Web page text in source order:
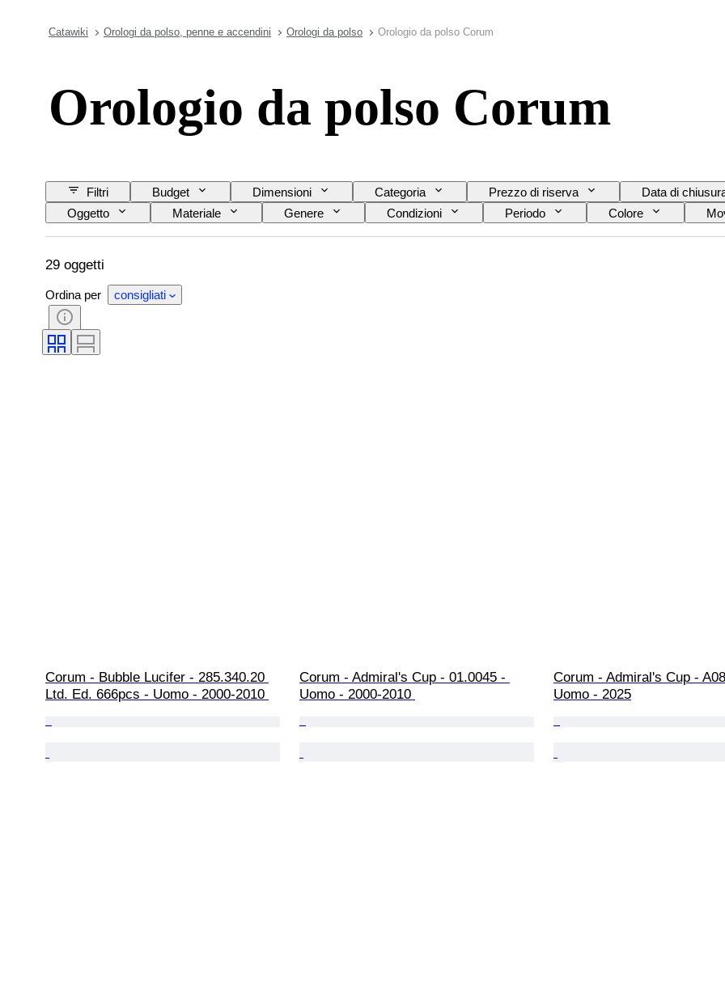
Catawiki Orologi da polso, penne e accendini Orologi da polso Orologio da polso Corum
Orologio da polso Corum
Filtri Budget Dimensioni Categoria Prezzo di riserva
Data di
Oggetto
Materiale Genere Condizioni Periodo Colore
Materiale del cinturino dell’orologio
Lunghezza del cinturino dell’orologio Diametro della cassa
29 oggetti
Ordina per consigliati
Corum - Bubble Lucifer - 285.340.20
Ltd. Ed. 666pcs - Uomo - 2000-2010
Corum - Admiral's Cup - 01.0045 -
Uomo - 2000-2010
Corum - Admiral's Cup -
Uomo - 2025